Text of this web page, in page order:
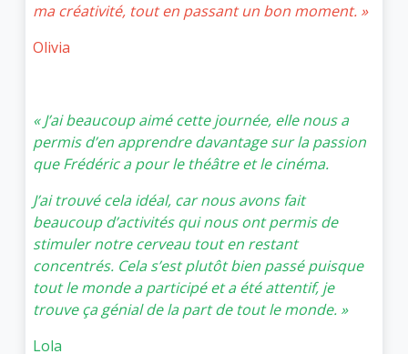
ma créativité, tout en passant un bon moment. »
Olivia
« J’ai beaucoup aimé cette journée, elle nous a
permis d’en apprendre davantage sur la passion
que Frédéric a pour le théâtre et le cinéma.
J’ai trouvé cela idéal, car nous avons fait
beaucoup d’activités qui nous ont permis de
stimuler notre cerveau tout en restant
concentrés. Cela s’est plutôt bien passé puisque
tout le monde a participé et a été attentif, je
trouve ça génial de la part de tout le monde. »
Lola